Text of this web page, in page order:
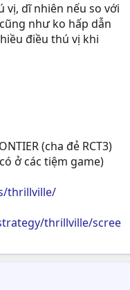
vị, dĩ nhiên nếu so với
như ko hấp dẫn
điều thú vị khi
(cha đẻ RCT3)
ở các tiệm game)
thrillville/
thrillville/scree